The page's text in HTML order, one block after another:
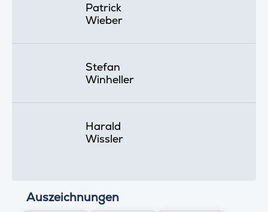
Patrick
Wieber
Stefan
Winheller
Harald
Wissler
Auszeichnungen